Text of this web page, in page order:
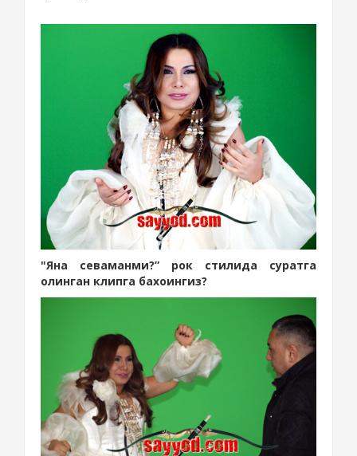
"Яна севаманми?” рок стилида суратга
олинган клипга бахоингиз?